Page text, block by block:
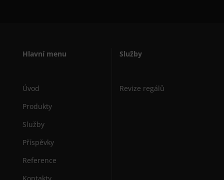
Hlavní menu
Úvod
Produkty
Služby
Příspěvky
Reference
Kontakty
Služby
Revize regálů